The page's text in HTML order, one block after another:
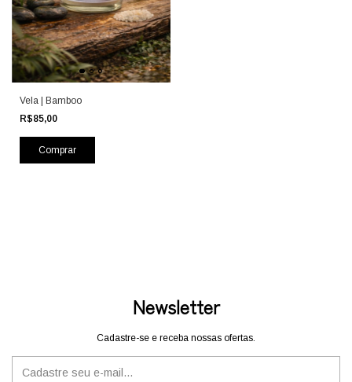
Vela | Bamboo
R$85,00
Newsletter
Cadastre-se e receba nossas ofertas.